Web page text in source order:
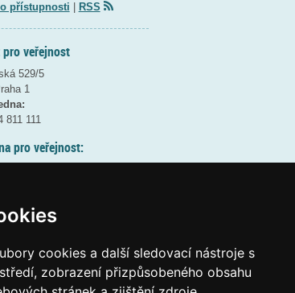
cookies a další sledovací nástroje s
zobrazení přizpůsobeného obsahu
přístupnosti RSS
veřejnost
529/5
1
811 111
pro veřejnost:
podatelna: